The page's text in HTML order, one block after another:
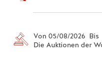
Von 05/08/2026 Bis
Die Auktionen der